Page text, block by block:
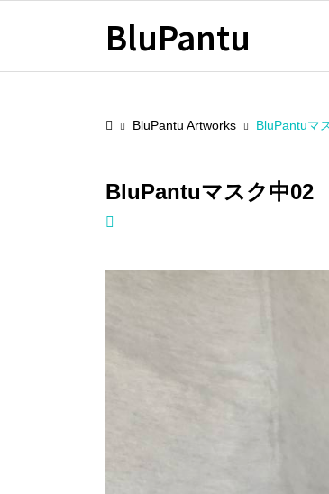
BluPantu
BluPantu Artworks BluPantuマ
BluPantuマスク中02